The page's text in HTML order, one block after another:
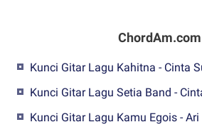
ChordAm.com
Kunci Gitar Lagu Kahitna - Cinta
Kunci Gitar Lagu Setia Band -
Kunci Gitar Lagu Kamu Egois -